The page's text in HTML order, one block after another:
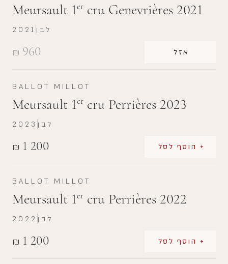
Meursault 1er cru Genevrières 2021
₪ 960 אזל
2021 לבן
BALLOT MILLOT
Meursault 1er cru Perrières 2023
₪ 1 200 + הוסף לסל
2023 לבן
BALLOT MILLOT
Meursault 1er cru Perrières 2022
₪ 1 200 + הוסף לסל
2022 לבן